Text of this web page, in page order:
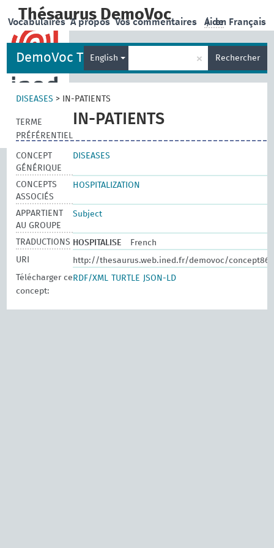
Thésaurus DemoVoc | en Français
Vocabulaires A propos Vos commentaires Aide
DemoVoc Thesaurus
English × Rechercher
DISEASES > IN-PATIENTS
TERME
PRÉFÉRENTIEL
IN-PATIENTS
CONCEPT
GÉNÉRIQUE
DISEASES
CONCEPTS
ASSOCIÉS
HOSPITALIZATION
APPARTIENT
AU GROUPE
Subject
TRADUCTIONS HOSPITALISE
French
URI
http://thesaurus.web.ined.fr/demovoc/concept863
Télécharger ce
concept:
RDF/XML TURTLE JSON-LD